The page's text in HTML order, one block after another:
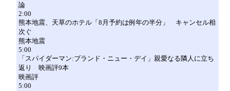
論
2:00
熊本地震、天草のホテル「8月予約は例年の半分」 キャンセル相
次ぐ
熊本地震
5:00
「スパイダーマン:ブランド・ニュー・デイ」親愛なる隣人に立ち
返り 映画評9本
映画評
5:00